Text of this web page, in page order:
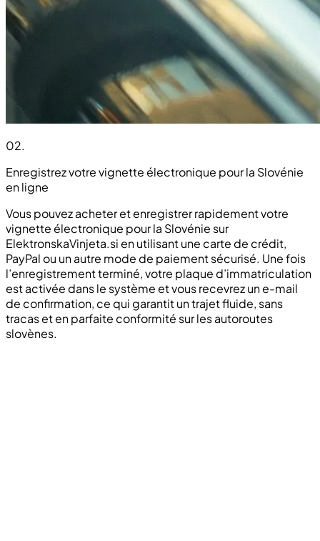
02.
Enregistrez votre vignette électronique pour la Slovénie
en ligne
Vous pouvez acheter et enregistrer rapidement votre
vignette électronique pour la Slovénie sur
ElektronskaVinjeta.si en utilisant une carte de crédit,
PayPal ou un autre mode de paiement sécurisé. Une fois
l’enregistrement terminé, votre plaque d’immatriculation
est activée dans le système et vous recevrez un e-mail
de confirmation, ce qui garantit un trajet fluide, sans
tracas et en parfaite conformité sur les autoroutes
slovènes.